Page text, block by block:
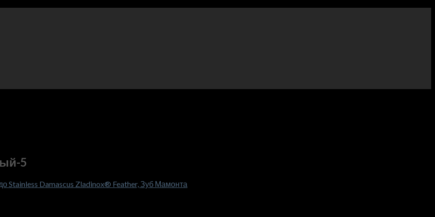
5
Stainless Damascus Zladinox® Feather, Зуб Мамонта